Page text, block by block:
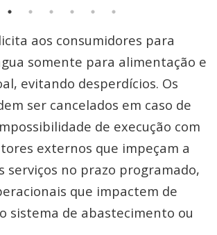
aos consumidores para
somente para alimentação e
evitando desperdícios. Os
ser cancelados em caso de
de execução com
externos que impeçam a
serviços no prazo programado,
que impactem de
sistema de abastecimento ou